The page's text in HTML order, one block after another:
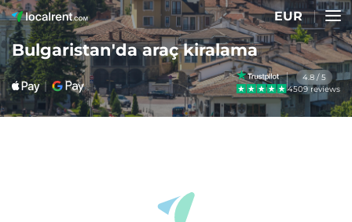
EUR
Bulgaristan'da araç kiralama
4.8 / 5
4509 reviews